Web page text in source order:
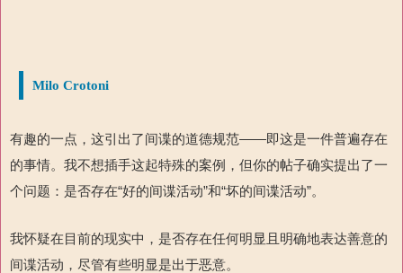
Milo Crotoni
有趣的一点，这引出了间谍的道德规范——即这是一件普遍存在
的事情。我不想插手这起特殊的案例，但你的帖子确实提出了一
个问题：是否存在“好的间谍活动”和“坏的间谍活动”。
我怀疑在目前的现实中，是否存在任何明显且明确地表达善意的
间谍活动，尽管有些明显是出于恶意。